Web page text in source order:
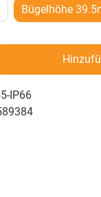
Bügelhöhe
IP66